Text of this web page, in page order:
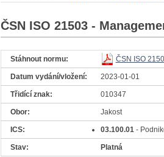
ČSN ISO 21503-
Stáhnout normu: ČSN ISO
Datum vydání/vložení: 2023-01-01
Třidící znak: 010347
Obor: Jakost
ICS: 03.100.01-
Stav: Platná